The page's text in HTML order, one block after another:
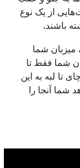
از یک نوع
باشند.
شما
فقط تا
لبه به این
آنجا را